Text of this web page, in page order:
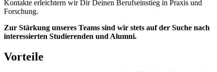
Kontakte erleichtern wir Dir Deinen Berufseinstieg in Praxis und
Forschung.
Zur Stärkung unseres Teams sind wir stets auf der Suche nach
interessierten Studierenden und Alumni.
Vorteile